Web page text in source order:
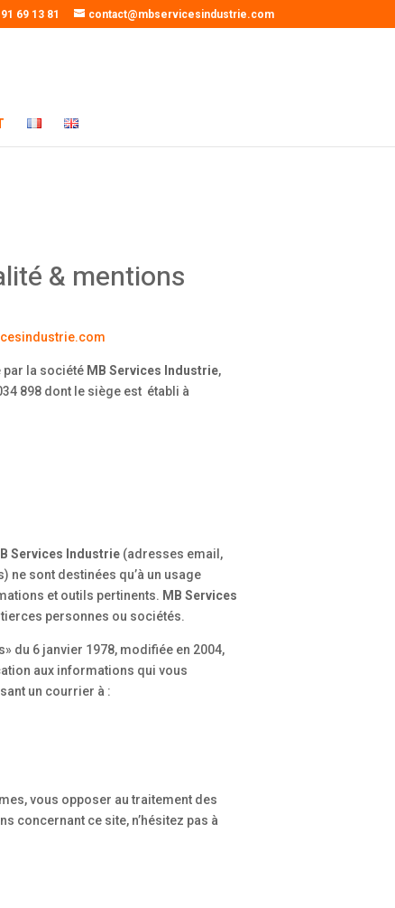
69 13 81 contact@mbservicesindustrie.com
& mentions
par la société MB Services Industrie,
898 dont le siège est établi à
Services Industrie(adresses email,
sont destinées qu’à un usage
et outils pertinents. MB Services
personnes ou sociétés.
du 6 janvier 1978, modifiée en 2004,
aux informations qui vous
un courrier à :
vous opposer au traitement des
concernant ce site, n’hésitez pas à